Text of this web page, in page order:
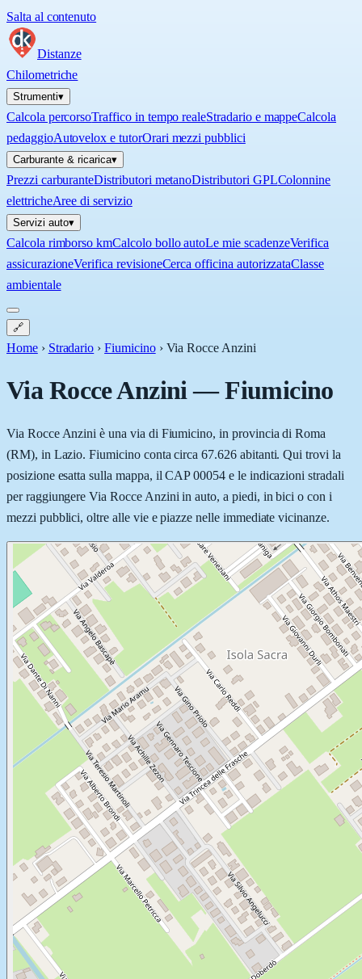
Salta al contenuto
Distanze
Chilometriche
Strumenti▾
Calcola percorsoTraffico in tempo realeStradario e mappeCalcola
pedaggioAutovelox e tutorOrari mezzi pubblici
Carburante & ricarica▾
Prezzi carburanteDistributori metanoDistributori GPLColonnine
elettricheAree di servizio
Servizi auto▾
Calcola rimborso kmCalcolo bollo autoLe mie scadenzeVerifica
assicurazioneVerifica revisioneCerca officina autorizzataClasse
ambientale
🔗
Home › Stradario › Fiumicino › Via Rocce Anzini
Via Rocce Anzini—Fiumicino
Via Rocce Anzini è una via di Fiumicino, in provincia di Roma
(RM), in Lazio. Fiumicino conta circa 67.626 abitanti. Qui trovi la
posizione esatta sulla mappa, il CAP 00054 e le indicazioni stradali
per raggiungere Via Rocce Anzini in auto, a piedi, in bici o con i
mezzi pubblici, oltre alle vie e piazze nelle immediate vicinanze.